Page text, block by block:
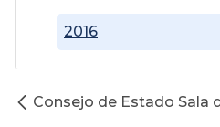
2016
Consejo de Estado Sala